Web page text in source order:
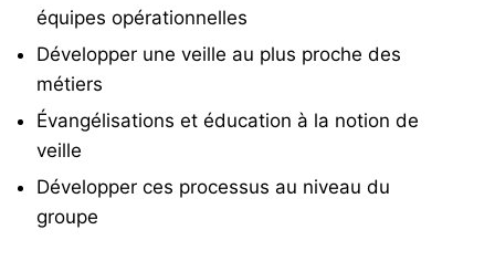
équipes opérationnelles
Développer une veille au plus proche des
métiers
Évangélisations et éducation à la notion de
veille
Développer ces processus au niveau du
groupe